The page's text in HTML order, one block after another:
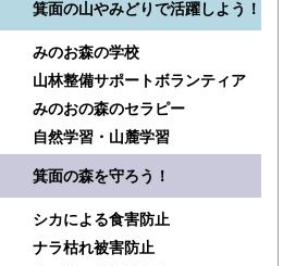
箕面の山やみどりで活躍しよう！
みのお森の学校
山林整備サポートボランティア
みのおの森のセラピー
自然学習・山麓学習
箕面の森を守ろう！
シカによる食害防止
ナラ枯れ被害防止